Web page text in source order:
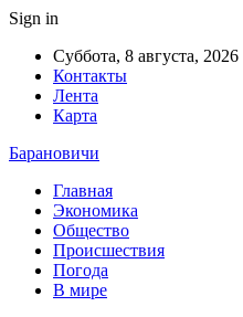
Sign in
Суббота, 8 августа, 2026
Контакты
Лента
Карта
Барановичи
Главная
Экономика
Общество
Происшествия
Погода
В мире